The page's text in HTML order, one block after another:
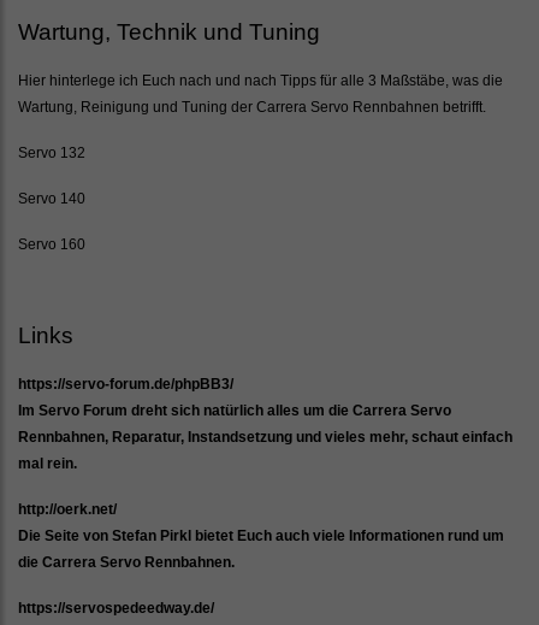
Wartung, Technik und Tuning
Hier hinterlege ich Euch nach und nach Tipps für alle 3 Maßstäbe, was die
Wartung, Reinigung und Tuning der Carrera Servo Rennbahnen betrifft.
Servo 132
Servo 140
Servo 160
Links
https://servo-forum.de/phpBB3/
Im Servo Forum dreht sich natürlich alles um die Carrera Servo
Rennbahnen, Reparatur, Instandsetzung und vieles mehr, schaut einfach
mal rein.
http://oerk.net/
Die Seite von Stefan Pirkl bietet Euch auch viele Informationen rund um
die Carrera Servo Rennbahnen.
https://servospedeedway.de/